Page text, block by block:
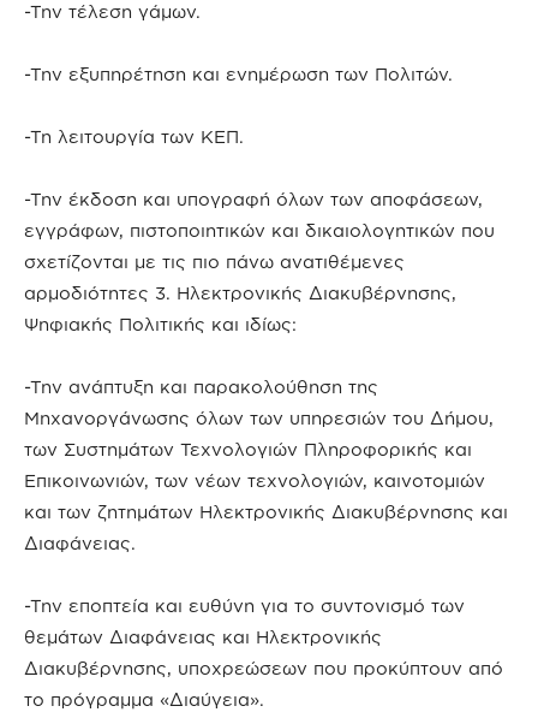
-Την τέλεση γάμων.
-Την εξυπηρέτηση και ενημέρωση των Πολιτών.
-Τη λειτουργία των ΚΕΠ.
-Την έκδοση και υπογραφή όλων των αποφάσεων,
εγγράφων, πιστοποιητικών και δικαιολογητικών που
σχετίζονται με τις πιο πάνω ανατιθέμενες
αρμοδιότητες 3. Ηλεκτρονικής Διακυβέρνησης,
Ψηφιακής Πολιτικής και ιδίως:
-Την ανάπτυξη και παρακολούθηση της
Μηχανοργάνωσης όλων των υπηρεσιών του Δήμου,
των Συστημάτων Τεχνολογιών Πληροφορικής και
Επικοινωνιών, των νέων τεχνολογιών, καινοτομιών
και των ζητημάτων Ηλεκτρονικής Διακυβέρνησης και
Διαφάνειας.
-Την εποπτεία και ευθύνη για το συντονισμό των
θεμάτων Διαφάνειας και Ηλεκτρονικής
Διακυβέρνησης, υποχρεώσεων που προκύπτουν από
το πρόγραμμα «Διαύγεια».